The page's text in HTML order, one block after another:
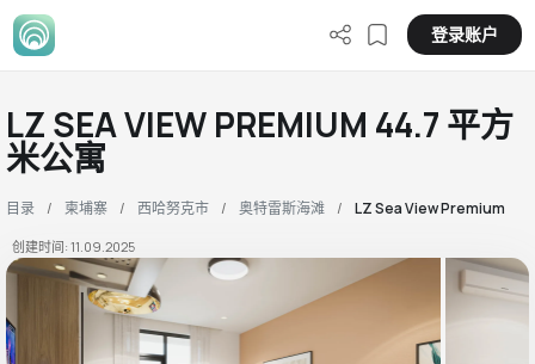
登录账户
LZ SEA VIEW PREMIUM 44.7 平方
米公寓
目录 柬埔寨 西哈努克市 奥特雷斯海滩 LZ Sea View Premium
创建时间: 11.09.2025